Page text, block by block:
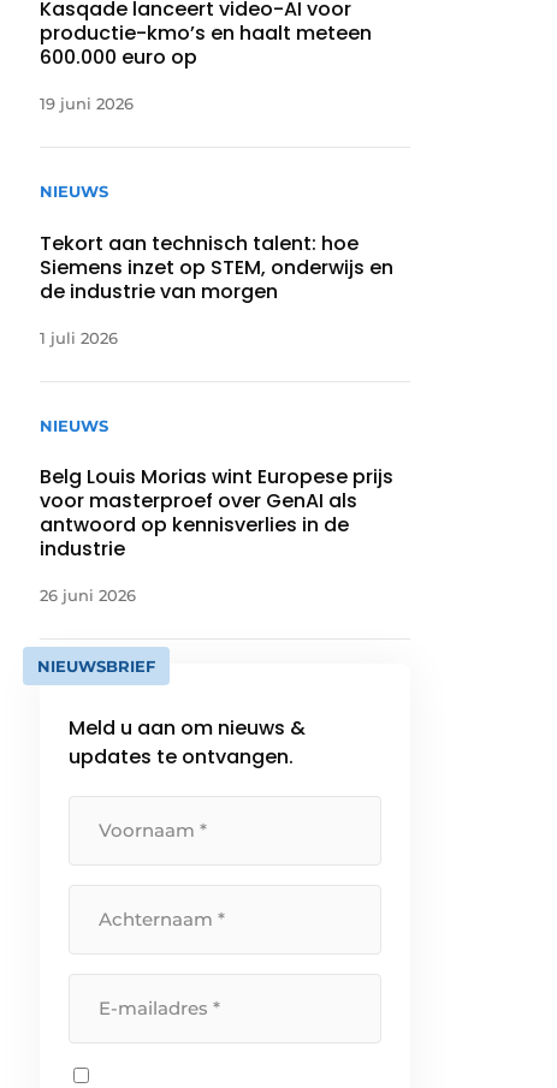
Kasqade lanceert video-AI voor
productie-kmo’s en haalt meteen
600.000 euro op
19 juni 2026
NIEUWS
Tekort aan technisch talent: hoe
Siemens inzet op STEM, onderwijs en
de industrie van morgen
1 juli 2026
NIEUWS
Belg Louis Morias wint Europese prijs
voor masterproef over GenAI als
antwoord op kennisverlies in de
industrie
26 juni 2026
NIEUWSBRIEF
Meld u aan om nieuws &
updates te ontvangen.